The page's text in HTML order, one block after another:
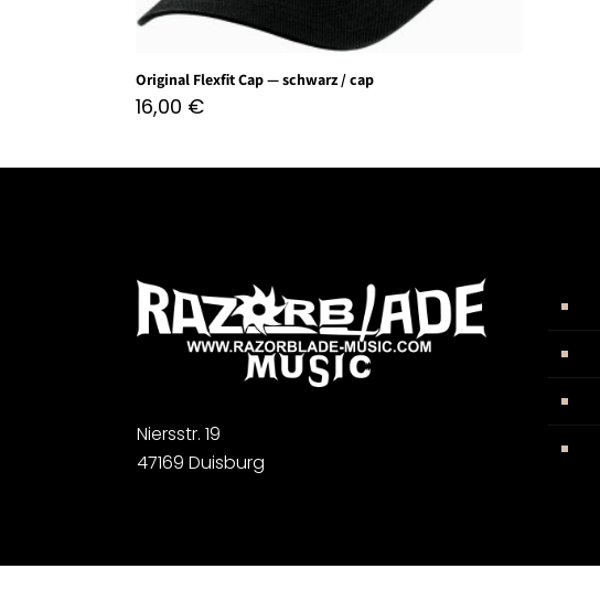
Original Flexfit Cap — schwarz / cap
16,00 €
Niersstr. 19
47169 Duisburg